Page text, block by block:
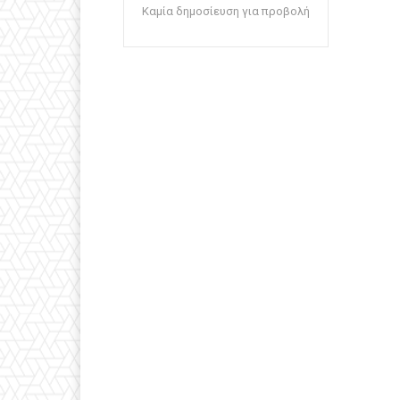
Καμία δημοσίευση για προβολή